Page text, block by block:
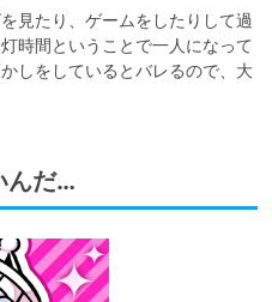
見たり、ゲームをしたりして過
時間ということで一人になって
しをしているとバレるので、大
んだ…